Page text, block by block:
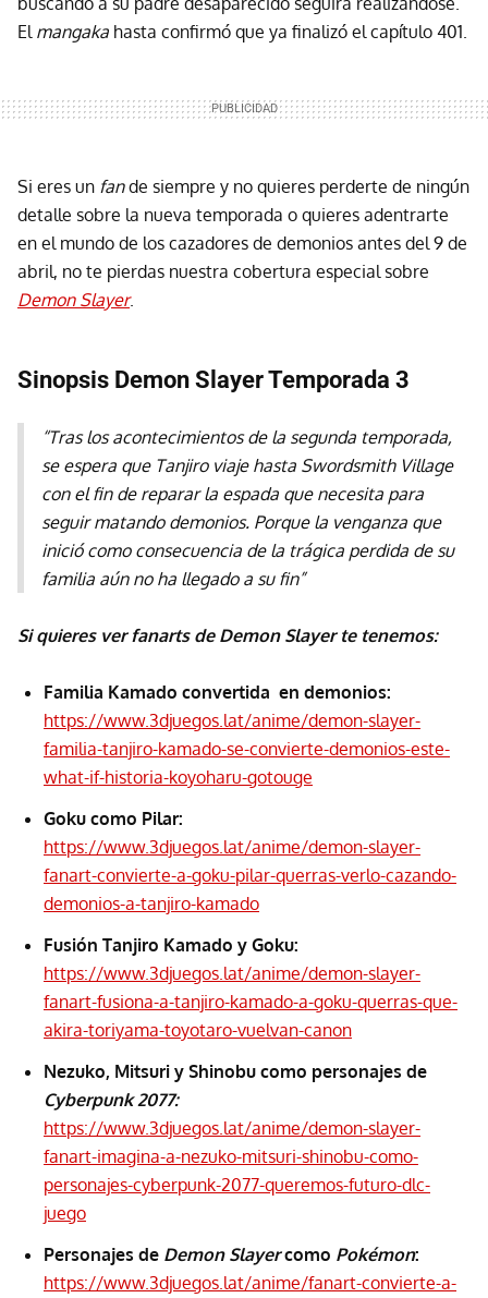
El mangaka hasta confirmó que ya finalizó el capítulo 401.
Si eres un fande siempre y no quieres perderte de ningún
detalle sobre la nueva temporada o quieres adentrarte
en el mundo de los cazadores de demonios antes del 9 de
abril, no te pierdas nuestra cobertura especial sobre
Demon Slayer.
Sinopsis Demon Slayer Temporada 3
“Tras los acontecimientos de la segunda temporada,
se espera que Tanjiro viaje hasta Swordsmith Village
con el fin de reparar la espada que necesita para
seguir matando demonios. Porque la venganza que
inició como consecuencia de la trágica perdida de su
familia aún no ha llegado a su fin”
Si quieres ver fanarts de Demon Slayer te tenemos:
Familia Kamado convertida en demonios:
https://www.3djuegos.lat/anime/demon-slayer-
familia-tanjiro-kamado-se-convierte-demonios-este-
what-if-historia-koyoharu-gotouge
Goku como Pilar:
https://www.3djuegos.lat/anime/demon-slayer-
fanart-convierte-a-goku-pilar-querras-verlo-cazando-
demonios-a-tanjiro-kamado
Fusión Tanjiro Kamado y Goku:
https://www.3djuegos.lat/anime/demon-slayer-
fanart-fusiona-a-tanjiro-kamado-a-goku-querras-que-
akira-toriyama-toyotaro-vuelvan-canon
Nezuko, Mitsuri y Shinobu como personajes de
Cyberpunk 2077:
https://www.3djuegos.lat/anime/demon-slayer-
fanart-imagina-a-nezuko-mitsuri-shinobu-como-
personajes-cyberpunk-2077-queremos-futuro-dlc-
juego
Personajes de Demon Slayercomo Pokémon:
https://www.3djuegos.lat/anime/fanart-convierte-a-